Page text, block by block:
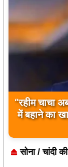
“रहीम चाचा
में बहाने का
बिलावल
बयान पर
सोना / चांदी